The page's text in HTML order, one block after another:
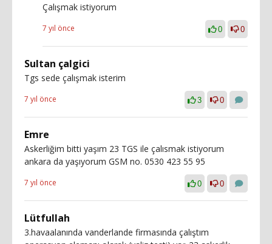
Çalışmak istiyorum
7 yıl önce 0 0
Sultan çalgici
Tgs sede çalışmak isterim
7 yıl önce 3 0
Emre
Askerliğim bitti yaşım 23 TGS ile çalısmak istiyorum
ankara da yaşıyorum GSM no. 0530 423 55 95
7 yıl önce 0 0
Lütfullah
3.havaalanında vanderlande firmasında çalıştım